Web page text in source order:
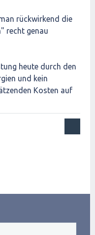
rückwirkend die
recht genau
heute durch den
und kein
Kosten auf